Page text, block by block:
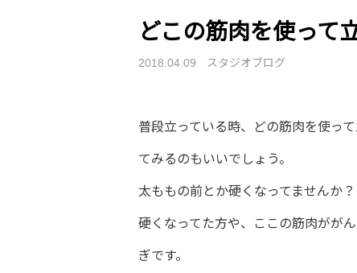
どこの筋肉を使って
2018.04.09 スタジオブログ
普段立っている時、どの筋肉を使っ
てみるのもいいでしょう。
太ももの前とか硬くなってませんか？
硬くなってた方や、ここの筋肉がが
ぎです。